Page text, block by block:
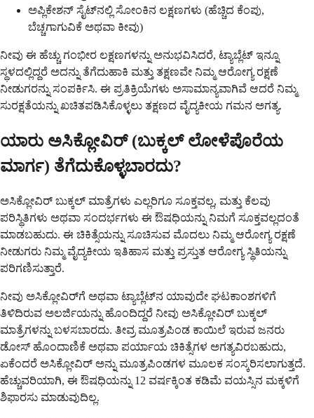
ಅಪ್ಲಿಕೇಶನ್ ಸೈಟ್‌ನಲ್ಲಿ ಸೋಂಕಿನ ಲಕ್ಷಣಗಳು (ಹೆಚ್ಚಿದ ಕೆಂಪು,
ಬೆಚ್ಚಗಾಗುವಿಕೆ ಅಥವಾ ಕೀವು)
ನೀವು ಈ ಹೆಚ್ಚು ಗಂಭೀರ ಲಕ್ಷಣಗಳನ್ನು ಅನುಭವಿಸಿದರೆ, ಟ್ಯಾಬ್ಲೆಟ್ ಇನ್ನೂ
ಸ್ಥಳದಲ್ಲಿದ್ದರೆ ಅದನ್ನು ತೆಗೆದುಹಾಕಿ ಮತ್ತು ತಕ್ಷಣವೇ ನಿಮ್ಮ ಆರೋಗ್ಯ ರಕ್ಷಣೆ
ನೀಡುಗರನ್ನು ಸಂಪರ್ಕಿಸಿ. ಈ ಪ್ರತಿಕ್ರಿಯೆಗಳು ಅಸಾಮಾನ್ಯವಾಗಿವೆ ಆದರೆ ನಿಮ್ಮ
ಸುರಕ್ಷತೆಯನ್ನು ಖಚಿತಪಡಿಸಿಕೊಳ್ಳಲು ತಕ್ಷಣದ ವೈದ್ಯಕೀಯ ಗಮನ ಅಗತ್ಯ.
ಯಾರು ಅಸಿಕ್ಲೋವಿರ್ (ಬುಕ್ಕಲ್ ಲೋಳೆಪೊರೆಯ
ಮಾರ್ಗ) ತೆಗೆದುಕೊಳ್ಳಬಾರದು?
ಅಸಿಕ್ಲೋವಿರ್ ಬುಕ್ಕಲ್ ಮಾತ್ರೆಗಳು ಎಲ್ಲರಿಗೂ ಸೂಕ್ತವಲ್ಲ, ಮತ್ತು ಕೆಲವು
ಪರಿಸ್ಥಿತಿಗಳು ಅಥವಾ ಸಂದರ್ಭಗಳು ಈ ಔಷಧಿಯನ್ನು ನಿಮಗೆ ಸೂಕ್ತವಲ್ಲದಂತೆ
ಮಾಡಬಹುದು. ಈ ಚಿಕಿತ್ಸೆಯನ್ನು ಸೂಚಿಸುವ ಮೊದಲು ನಿಮ್ಮ ಆರೋಗ್ಯ ರಕ್ಷಣೆ
ನೀಡುಗರು ನಿಮ್ಮ ವೈದ್ಯಕೀಯ ಇತಿಹಾಸ ಮತ್ತು ಪ್ರಸ್ತುತ ಆರೋಗ್ಯ ಸ್ಥಿತಿಯನ್ನು
ಪರಿಗಣಿಸುತ್ತಾರೆ.
ನೀವು ಅಸಿಕ್ಲೋವಿರ್‌ಗೆ ಅಥವಾ ಟ್ಯಾಬ್ಲೆಟ್‌ನ ಯಾವುದೇ ಘಟಕಾಂಶಗಳಿಗೆ
ತಿಳಿದಿರುವ ಅಲರ್ಜಿಯನ್ನು ಹೊಂದಿದ್ದರೆ ನೀವು ಅಸಿಕ್ಲೋವಿರ್ ಬುಕ್ಕಲ್
ಮಾತ್ರೆಗಳನ್ನು ಬಳಸಬಾರದು. ತೀವ್ರ ಮೂತ್ರಪಿಂಡ ಕಾಯಿಲೆ ಇರುವ ಜನರು
ಡೋಸ್ ಹೊಂದಾಣಿಕೆ ಅಥವಾ ಪರ್ಯಾಯ ಚಿಕಿತ್ಸೆಗಳ ಅಗತ್ಯವಿರಬಹುದು,
ಏಕೆಂದರೆ ಅಸಿಕ್ಲೋವಿರ್ ಅನ್ನು ಮೂತ್ರಪಿಂಡಗಳ ಮೂಲಕ ಸಂಸ್ಕರಿಸಲಾಗುತ್ತದೆ.
ಹೆಚ್ಚುವರಿಯಾಗಿ, ಈ ಔಷಧಿಯನ್ನು 12 ವರ್ಷಕ್ಕಿಂತ ಕಡಿಮೆ ವಯಸ್ಸಿನ ಮಕ್ಕಳಿಗೆ
ಶಿಫಾರಸು ಮಾಡುವುದಿಲ್ಲ.